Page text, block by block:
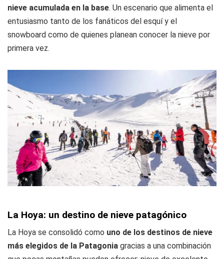
nieve acumulada en la base. Un escenario que alimenta el
entusiasmo tanto de los fanáticos del esquí y el
snowboard como de quienes planean conocer la nieve por
primera vez.
La Hoya: un destino de nieve patagónico
La Hoya se consolidó como uno de los destinos de nieve
más elegidos de la Patagonia gracias a una combinación